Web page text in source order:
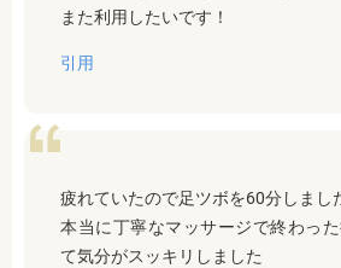
また利用したいです！
引用
疲れていたので足ツボを60分しまし
本当に丁寧なマッサージで終わっ
て気分がスッキリしました